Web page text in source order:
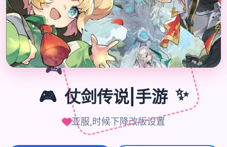
🎮
🎮 仗剑传说|手游 ✨
亚服,时候下降改版设置